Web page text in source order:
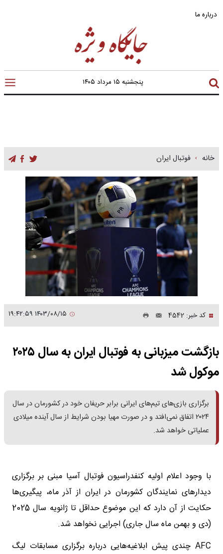
درباره ما
پنجشنبه ۱۵ مرداد ۱۴۰۵
خانه فوتبال ایران
کد خبر: 4542
بازگشت میزبانی به فوتبال ایران به سال ۲۰۲۵
موکول شد
برگزاری بازی‌های تیم‌های ایرانی برابر حریفان خود در کشورمان در سال
۲۰۲۴ اتفاق نمی‌افتد و در صورت مهیا بودن شرایط از سال آینده میلادی
عملیاتی خواهد شد.
با وجود اعلام اولیه کنفدراسیون فوتبال آسیا مبنی بر برگزاری
دیدارهای نمایندگان کشورمان در ایران از آذر ماه، پیگیری‌ها
حکایت از آن دارد که این موضوع حداقل تا ژانویه سال 2025
(دی و بهمن ماه سال جاری) اجرایی نخواهد شد.
AFC چندی پیش ابلاغیه‌‌هایی درباره برگزاری مسابقات لیگ